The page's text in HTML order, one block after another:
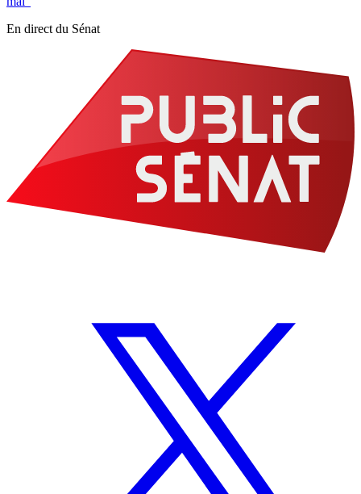
En direct du Sénat